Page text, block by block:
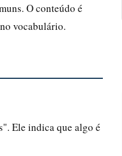
O conteúdo é
vocabulário.
Ele indica que algo é